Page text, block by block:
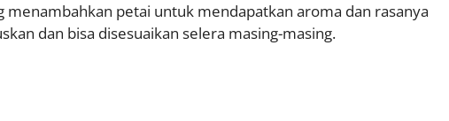
menambahkan petai untuk mendapatkan aroma dan rasanya
dan bisa disesuaikan selera masing-masing.